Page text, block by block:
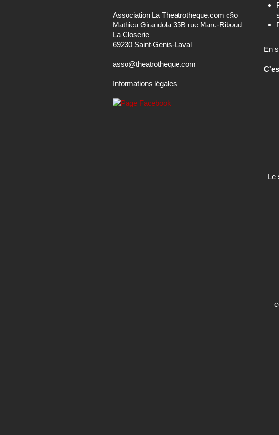
Association La Theatrotheque.com c§o
Mathieu Girandola 35B rue Marc-Riboud
La Closerie
69230 Saint-Genis-Laval
asso@theatrotheque.com
Informations légales
En
Le